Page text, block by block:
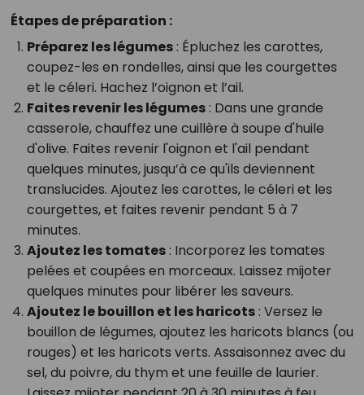
Étapes de préparation :
Préparez les légumes: Épluchez les carottes,
coupez-les en rondelles, ainsi que les courgettes
et le céleri. Hachez l’oignon et l’ail.
Faites revenir les légumes: Dans une grande
casserole, chauffez une cuillère à soupe d'huile
d'olive. Faites revenir l'oignon et l'ail pendant
quelques minutes, jusqu’à ce qu'ils deviennent
translucides. Ajoutez les carottes, le céleri et les
courgettes, et faites revenir pendant 5 à 7
minutes.
Ajoutez les tomates: Incorporez les tomates
pelées et coupées en morceaux. Laissez mijoter
quelques minutes pour libérer les saveurs.
Ajoutez le bouillon et les haricots: Versez le
bouillon de légumes, ajoutez les haricots blancs (ou
rouges) et les haricots verts. Assaisonnez avec du
sel, du poivre, du thym et une feuille de laurier.